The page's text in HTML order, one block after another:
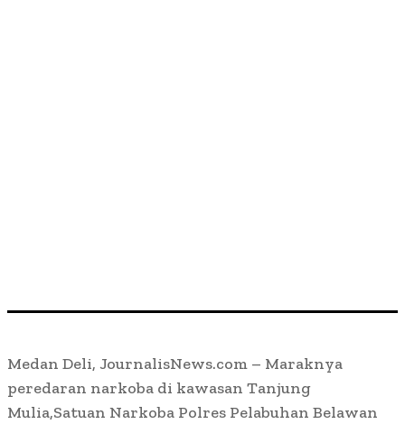
Medan Deli, JournalisNews.com – Maraknya
peredaran narkoba di kawasan Tanjung
Mulia,Satuan Narkoba Polres Pelabuhan Belawan